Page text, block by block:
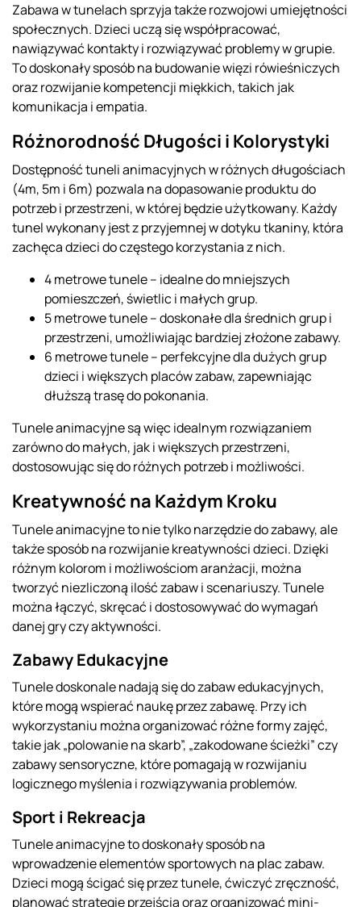
Zabawa w tunelach sprzyja także rozwojowi umiejętności
społecznych. Dzieci uczą się współpracować,
nawiązywać kontakty i rozwiązywać problemy w grupie.
To doskonały sposób na budowanie więzi rówieśniczych
oraz rozwijanie kompetencji miękkich, takich jak
komunikacja i empatia.
Różnorodność Długości i Kolorystyki
Dostępność tuneli animacyjnych w różnych długościach
(4m, 5m i 6m) pozwala na dopasowanie produktu do
potrzeb i przestrzeni, w której będzie użytkowany. Każdy
tunel wykonany jest z przyjemnej w dotyku tkaniny, która
zachęca dzieci do częstego korzystania z nich.
4 metrowe tunele – idealne do mniejszych
pomieszczeń, świetlic i małych grup.
5 metrowe tunele – doskonałe dla średnich grup i
przestrzeni, umożliwiając bardziej złożone zabawy.
6 metrowe tunele – perfekcyjne dla dużych grup
dzieci i większych placów zabaw, zapewniając
dłuższą trasę do pokonania.
Tunele animacyjne są więc idealnym rozwiązaniem
zarówno do małych, jak i większych przestrzeni,
dostosowując się do różnych potrzeb i możliwości.
Kreatywność na Każdym Kroku
Tunele animacyjne to nie tylko narzędzie do zabawy, ale
także sposób na rozwijanie kreatywności dzieci. Dzięki
różnym kolorom i możliwościom aranżacji, można
tworzyć niezliczoną ilość zabaw i scenariuszy. Tunele
można łączyć, skręcać i dostosowywać do wymagań
danej gry czy aktywności.
Zabawy Edukacyjne
Tunele doskonale nadają się do zabaw edukacyjnych,
które mogą wspierać naukę przez zabawę. Przy ich
wykorzystaniu można organizować różne formy zajęć,
takie jak „polowanie na skarb”, „zakodowane ścieżki” czy
zabawy sensoryczne, które pomagają w rozwijaniu
logicznego myślenia i rozwiązywania problemów.
Sport i Rekreacja
Tunele animacyjne to doskonały sposób na
wprowadzenie elementów sportowych na plac zabaw.
Dzieci mogą ścigać się przez tunele, ćwiczyć zręczność,
planować strategie przejścia oraz organizować mini-